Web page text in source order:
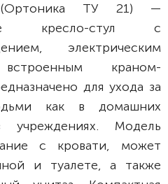
ТУ 21) —
кресло-стул с
электрическим
краном-
для ухода за
как в домашних
Модель
с кровати, может
и туалете, а также